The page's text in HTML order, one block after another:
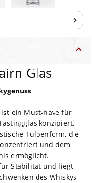
Glas
ist ein Must-have für
konzipiert,
Tulpenform, die
und dem
ermöglicht.
Stabilität und liegt
des Whiskys